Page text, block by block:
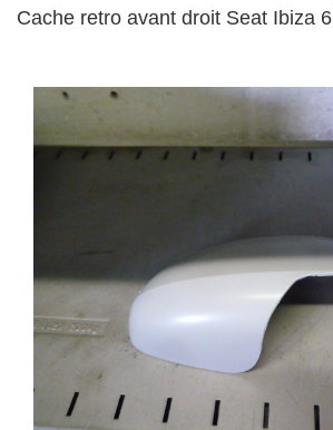
Cache retro avant droit Seat Ibiza 6l